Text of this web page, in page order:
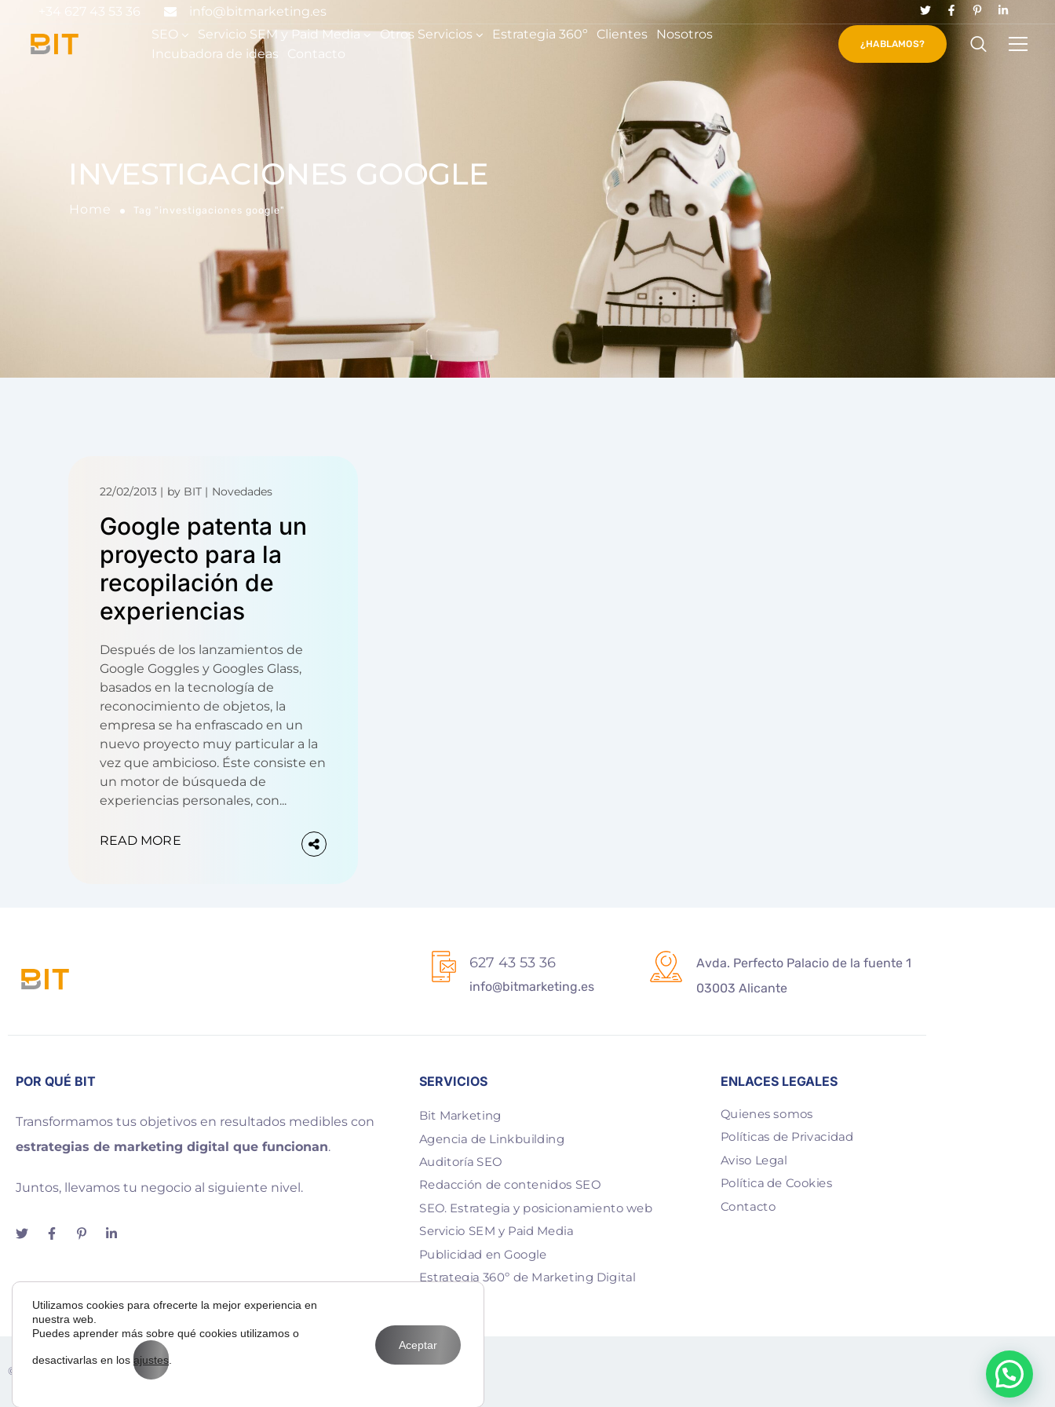
+34 627 43 53 36
info@bitmarketing.es
SEO
Servicio SEM y Paid Media Otros Servicios Estrategia 360º Clientes
Nosotros
Incubadora de ideas
Contacto
¿HABLAMOS?
INVESTIGACIONES GOOGLE
Home Tag "investigaciones google"
22/02/2013 by BIT Novedades
Google patenta un
proyecto para la
recopilación de
experiencias
Después de los lanzamientos de
Google Goggles y Googles Glass,
basados en la tecnología de
reconocimiento de objetos, la
empresa se ha enfrascado en un
nuevo proyecto muy particular a la
vez que ambicioso. Éste consiste en
un motor de búsqueda de
experiencias personales, con...
READ MORE
627 43 53 36
info@bitmarketing.es
Avda. Perfecto Palacio de la fuente 1
03003 Alicante
POR QUÉ BIT
Transformamos tus objetivos en resultados medibles con
estrategias de marketing digital que funcionan.
Juntos, llevamos tu negocio al siguiente nivel.
SERVICIOS
Bit Marketing
Agencia de Linkbuilding
Auditoría SEO
Redacción de contenidos SEO
SEO. Estrategia y posicionamiento web
Servicio SEM y Paid Media
Publicidad en Google
Estrategia 360º de Marketing Digital
ENLACES LEGALES
Quienes somos
Políticas de Privacidad
Aviso Legal
Política de Cookies
Contacto
© 2025 — Bit Way To Human Slu. desarrollado por
Utilizamos cookies para ofrecerte la mejor experiencia en
nuestra web.
Puedes aprender más sobre qué cookies utilizamos o
desactivarlas en los ajustes
Aceptar